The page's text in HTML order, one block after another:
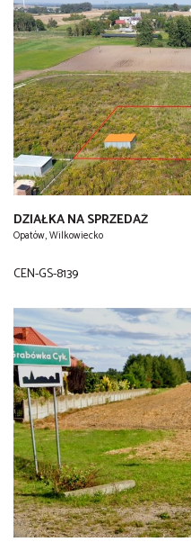
DZIAŁKA NA SPRZEDAŻ
Opatów, Wilkowiecko
CEN-GS-8139